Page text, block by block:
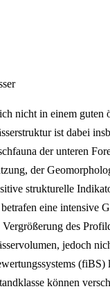
nicht in einem
ist dabei
der unteren
der
strukturelle
eine intensive
des
jedoch
können